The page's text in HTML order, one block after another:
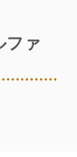
ファ